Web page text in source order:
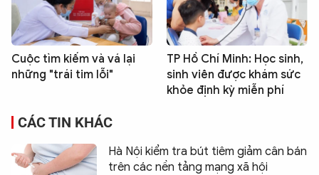
Cuộc tìm kiếm và vá lại
những "trái tim lỗi"
TP Hồ Chí Minh: Học sinh,
sinh viên được khám sức
khỏe định kỳ miễn phí
CÁC TIN KHÁC
Hà Nội kiểm tra bút tiêm giảm cân bán
trên các nền tảng mạng xã hội